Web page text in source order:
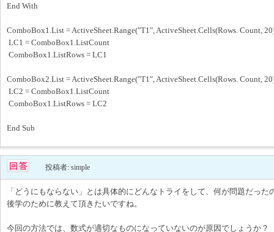
End With
ComboBox1.List = ActiveSheet.Range("T1", ActiveSheet.Cells(Rows. Count,
LC1 = ComboBox1.ListCount
ComboBox1.ListRows = LC1
ComboBox2.List = ActiveSheet.Range("T1", ActiveSheet.Cells(Rows. Count,
LC2 = ComboBox1.ListCount
ComboBox1.ListRows = LC2
End Sub
投稿者: simple
「どうにもならない」とは具体的にどんなトライをして、何が問題だった
後学のために教えて頂きたいですね。
今回の方法では、数式が適切なものになっていないのが原因でしょうか？